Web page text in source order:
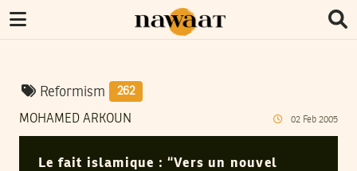
Reformism 262
MOHAMED ARKOUN 02 Feb 2005
Le fait islamique : “Vers un nouvel